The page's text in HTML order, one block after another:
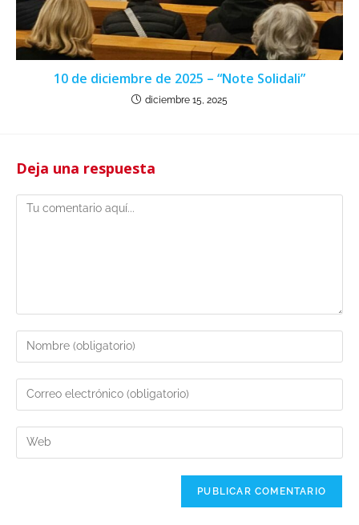
10 de diciembre de 2025 – “Note Solidali”
diciembre 15, 2025
Deja una respuesta